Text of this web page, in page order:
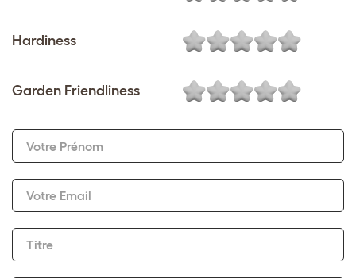
Hardiness
Garden Friendliness
Votre Prénom
Votre Email
Titre